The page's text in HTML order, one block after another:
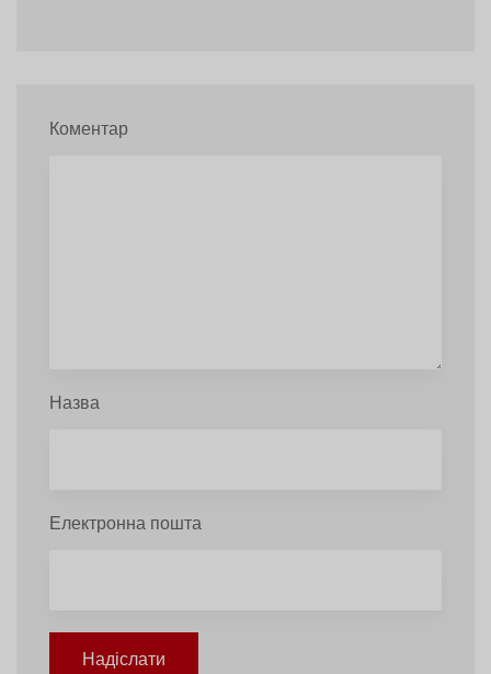
Коментар
Назва
Електронна пошта
Надіслати